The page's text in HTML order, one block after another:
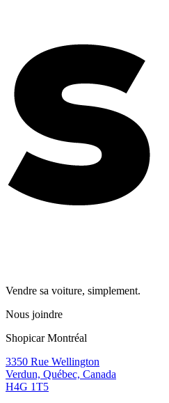
Vendre sa voiture, simplement.
Nous joindre
Shopicar Montréal
3350 Rue Wellington
Verdun, Québec, Canada
H4G 1T5